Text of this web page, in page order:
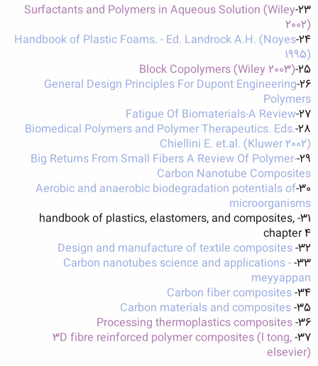
23-
Surfactants and Polymers in Aqueous Solution (Wiley
2002)
24-
Handbook of Plastic Foams. - Ed. Landrock A.H. (Noyes
1995)
25-
Block Copolymers (Wiley 2003)
26-
General Design Principles For Dupont Engineering
Polymers
27-
Fatigue Of Biomaterials-A Review
28-
Biomedical Polymers and Polymer Therapeutics. Eds.
Chiellini E. et.al. (Kluwer 2002)
29-
Big Returns From Small Fibers A Review Of Polymer-
Carbon Nanotube Composites
30-
Aerobic and anaerobic biodegradation potentials of
microorganisms
31- handbook of plastics, elastomers, and composites,
chapter 4
32-
Design and manufacture of textile composites
33-
Carbon nanotubes science and applications -
meyyappan
34-
Carbon fiber composites
35-
Carbon materials and composites
36-
Processing thermoplastics composites
37-
3D fibre reinforced polymer composites (l tong,
elsevier)